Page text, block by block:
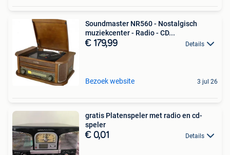
Soundmaster NR560 - Nostalgisch
muziekcenter - Radio - CD...
€ 179,99 Details
Bezoek website 3 jul 26
gratis Platenspeler met radio en cd-
speler
€ 0,01 Details